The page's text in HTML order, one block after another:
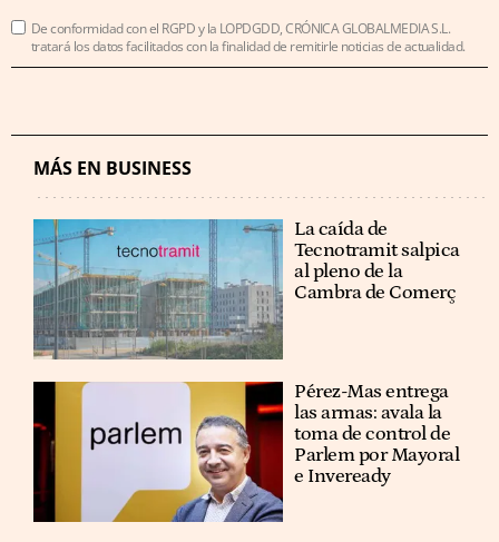
De conformidad con el RGPD y la LOPDGDD, CRÓNICA GLOBALMEDIA S.L.
tratará los datos facilitados con la finalidad de remitirle noticias de actualidad.
MÁS EN BUSINESS
La caída de
Tecnotramit salpica
al pleno de la
Cambra de Comerç
Pérez-Mas entrega
las armas: avala la
toma de control de
Parlem por Mayoral
e Inveready